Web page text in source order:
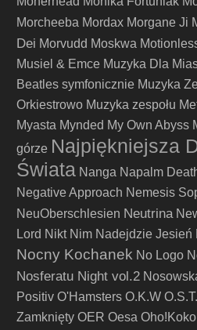
Morcheeba Mordax Morgane Ji
Dei Morvudd Moskwa
Musiel & Emce Muzyka Dla
Beatles symfonicznie Muzyka
Orkiestrowo Muzyka zespołu
Myasta Mynded My Own Abyss
górze Najpiękniejsza
Świata Nanga Napalm
Negative Approach Nemesis
NeuOberschlesien Neutrina
Lord Nikt Nim Nadejdzie Jesień
Nocny Kochanek No Logo
Nosferatu Night vol.2
Positiv O'Hamsters O.K.W
Zamknięty OER Oesa Oho!Koko